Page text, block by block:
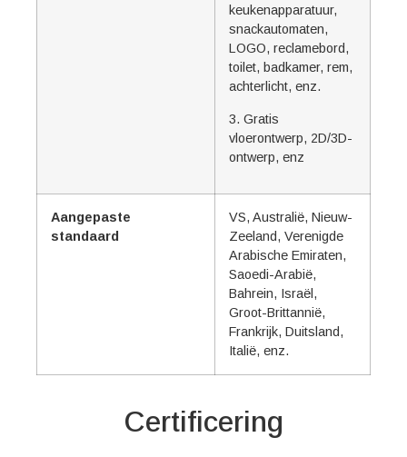
keukenapparatuur,
snackautomaten,
LOGO, reclamebord,
toilet, badkamer, rem,
achterlicht, enz.
3. Gratis
vloerontwerp, 2D/3D-
ontwerp, enz
Aangepaste
standaard
VS, Australië, Nieuw-
Zeeland, Verenigde
Arabische Emiraten,
Saoedi-Arabië,
Bahrein, Israël,
Groot-Brittannië,
Frankrijk, Duitsland,
Italië, enz.
Certificering